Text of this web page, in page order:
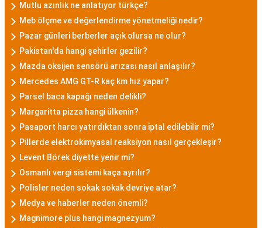
Mutlu azınlık ne anlatıyor türkçe?
Meb ölçme ve değerlendirme yönetmeliği nedir?
Pazar günleri berberler açık olursa ne olur?
Pakistan'da hangi şehirler gezilir?
Mazda oksijen sensörü arızası nasıl anlaşılır?
Mercedes AMG GT-R kaç km hız yapar?
Parsel baca kapağı neden delikli?
Margaritta pizza hangi ülkenin?
Pasaport harcı yatırdıktan sonra iptal edilebilir mi?
Pillerde elektrokimyasal reaksiyon nasıl gerçekleşir?
Levent Börek diyette yenir mi?
Osmanlı vergi sistemi kaça ayrılır?
Polisler neden sokak sokak devriye atar?
Medya ve haberler neden önemli?
Magnimore plus hangi magnezyum?